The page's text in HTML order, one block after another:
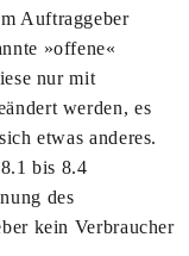
Auftraggeber
»offene«
nur mit
werden, es
etwas anderes.
bis 8.4
des
kein Verbraucher